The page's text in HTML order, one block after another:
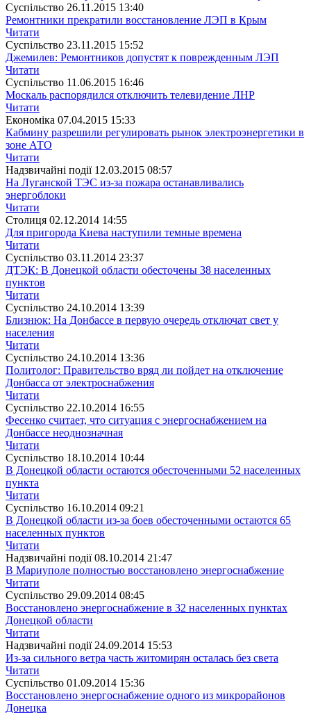
Суспiльство 26.11.2015 13:40
Ремонтники прекратили восстановление ЛЭП в Крым
Читати
Суспiльство 23.11.2015 15:52
Джемилев: Ремонтников допустят к поврежденным ЛЭП
Читати
Суспiльство 11.06.2015 16:46
Москаль распорядился отключить телевидение ЛНР
Читати
Економіка 07.04.2015 15:33
Кабмину разрешили регулировать рынок электроэнергетики в
зоне АТО
Читати
Надзвичайні події 12.03.2015 08:57
На Луганской ТЭС из-за пожара останавливались
энергоблоки
Читати
Столиця 02.12.2014 14:55
Для пригорода Киева наступили темные времена
Читати
Суспiльство 03.11.2014 23:37
ДТЭК: В Донецкой области обесточены 38 населенных
пунктов
Читати
Суспiльство 24.10.2014 13:39
Близнюк: На Донбассе в первую очередь отключат свет у
населения
Читати
Суспiльство 24.10.2014 13:36
Политолог: Правительство вряд ли пойдет на отключение
Донбасса от электроснабжения
Читати
Суспiльство 22.10.2014 16:55
Фесенко считает, что ситуация с энергоснабжением на
Донбассе неоднозначная
Читати
Суспiльство 18.10.2014 10:44
В Донецкой области остаются обесточенными 52 населенных
пункта
Читати
Суспiльство 16.10.2014 09:21
В Донецкой области из-за боев обесточенными остаются 65
населенных пунктов
Читати
Надзвичайні події 08.10.2014 21:47
В Мариуполе полностью восстановлено энергоснабжение
Читати
Суспiльство 29.09.2014 08:45
Восстановлено энергоснабжение в 32 населенных пунктах
Донецкой области
Читати
Надзвичайні події 24.09.2014 15:53
Из-за сильного ветра часть житомирян осталась без света
Читати
Суспiльство 01.09.2014 15:36
Восстановлено энергоснабжение одного из микрорайонов
Донецка